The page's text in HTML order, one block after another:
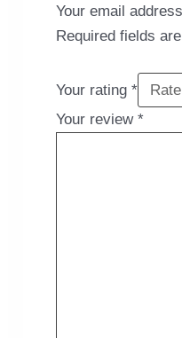
Your email
Required fields
Your rating *
Your review *